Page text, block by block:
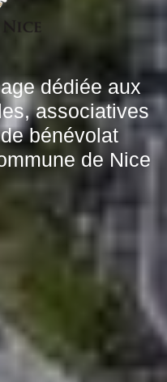
dédiée aux
associatives
bénévolat
de Nice